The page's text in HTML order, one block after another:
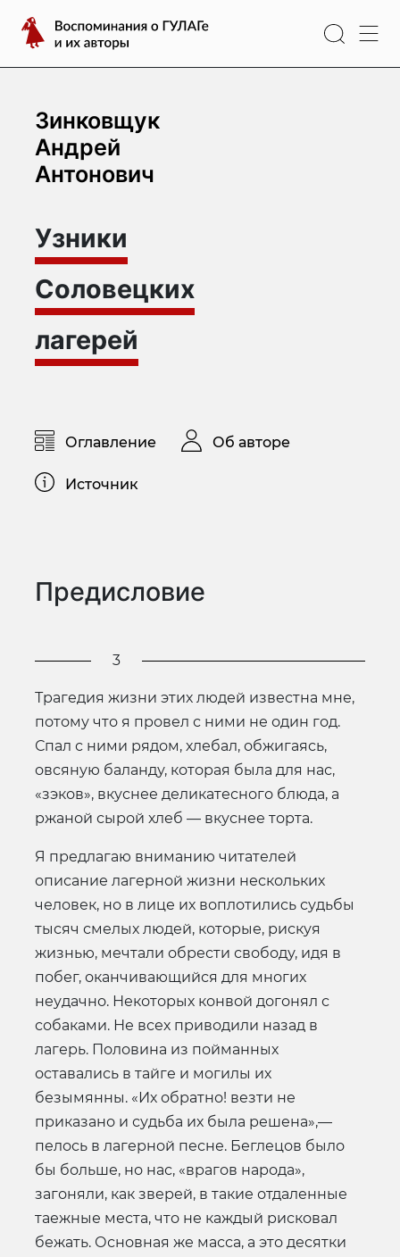
содержимому
Воспоминания
о
ГУЛАГе
их
авторы
Зинковщук
Андрей
Антонович
Узники
Соловецких
лагерей
Оглавление Об авторе
Источник
Предисловие
3
Трагедия жизни этих людей известна мне,
потому что я провел с ними не один год.
Спал с ними рядом, хлебал, обжигаясь,
овсяную баланду, которая была для нас,
«зэков», вкуснее деликатесного блюда, а
ржаной сырой хлеб — вкуснее торта.
Я предлагаю вниманию читателей
описание лагерной жизни нескольких
человек, но в лице их воплотились судьбы
тысяч смелых людей, которые, рискуя
жизнью, мечтали обрести свободу, идя в
побег, оканчивающийся для многих
неудачно. Некоторых конвой догонял с
собаками. Не всех приводили назад в
лагерь. Половина из пойманных
оставались в тайге и могилы их
безымянны. «Их обратно! везти не
приказано и судьба их была решена»,—
пелось в лагерной песне. Беглецов было
бы больше, но нас, «врагов народа»,
загоняли, как зверей, в такие отдаленные
таежные места, что не каждый рисковал
бежать. Основная же масса, а это десятки